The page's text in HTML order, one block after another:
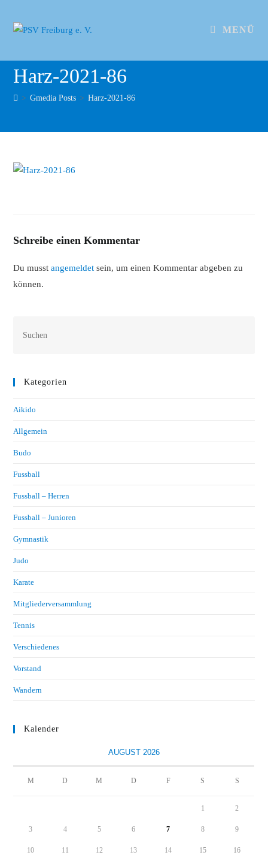
MENÜ
Harz-2021-86
> Gmedia Posts > Harz-2021-86
Schreibe einen Kommentar
Du musstangemeldet sein, um einen Kommentar abgeben zu
können.
Kategorien
Aikido
Allgemein
Budo
Fussball
Fussball – Herren
Fussball – Junioren
Gymnastik
Judo
Karate
Mitgliederversammlung
Tennis
Verschiedenes
Vorstand
Wandern
Kalender
AUGUST 2026
M D M D F S S
1 2
3 4 5 6 7 8 9
10 11 12 13 14 15 16